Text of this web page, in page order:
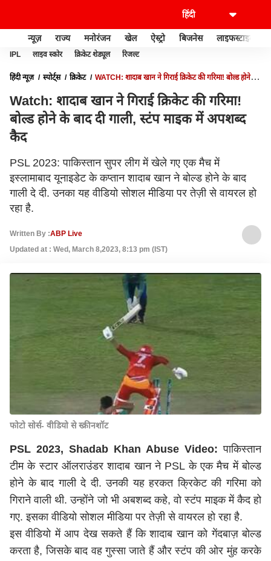
न्यूज़ राज्य मनोरंजन खेल ऐस्ट्रो बिजनेस लाइफस्टाइल
IPL लाइव स्कोर क्रिकेट शेड्यूल रिजल्ट
हिंदी न्यूज़ स्पोर्ट्स क्रिकेट
WATCH: शादाब खान ने गिराई क्रिकेट की गरिमा! बोल्ड होने के
Watch: शादाब खान ने गिराई क्रिकेट की गरिमा!
बोल्ड होने के बाद दी गाली, स्टंप माइक में अपशब्द
कैद
PSL 2023: पाकिस्तान सुपर लीग में खेले गए एक मैच में
इस्लामाबाद यूनाइडेट के कप्तान शादाब खान ने बोल्ड होने के बाद
गाली दे दी. उनका यह वीडियो सोशल मीडिया पर तेज़ी से वायरल हो
रहा है.
Written By :ABP Live
Updated at : Wed, March 8,2023, 8:13 pm (IST)
फोटो सोर्स- वीडियो से स्क्रीनशॉट
PSL 2023, Shadab Khan Abuse Video: पाकिस्तान
टीम के स्टार ऑलराउंडर शादाब खान ने PSL के एक मैच में बोल्ड
होने के बाद गाली दे दी. उनकी यह हरकत क्रिकेट की गरिमा को
गिराने वाली थी. उन्होंने जो भी अबशब्द कहे, वो स्टंप माइक में कैद हो
गए. इसका वीडियो सोशल मीडिया पर तेज़ी से वायरल हो रहा है.
इस वीडियो में आप देख सकते हैं कि शादाब खान को गेंदबाज़ बोल्ड
करता है, जिसके बाद वह गुस्सा जाते हैं और स्टंप की ओर मुंह करके